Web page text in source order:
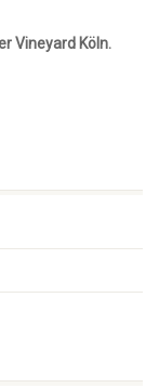
Vineyard Köln.